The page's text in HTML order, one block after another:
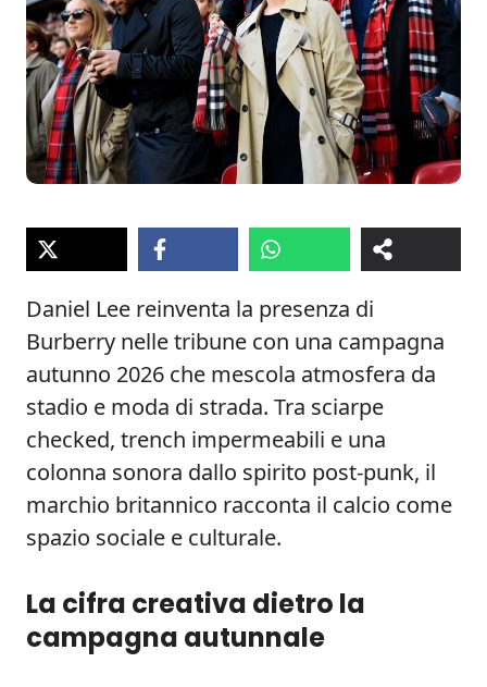
Daniel Lee reinventa la presenza di
Burberry nelle tribune con una campagna
autunno 2026 che mescola atmosfera da
stadio e moda di strada. Tra sciarpe
checked, trench impermeabili e una
colonna sonora dallo spirito post‑punk, il
marchio britannico racconta il calcio come
spazio sociale e culturale.
La cifra creativa dietro la
campagna autunnale